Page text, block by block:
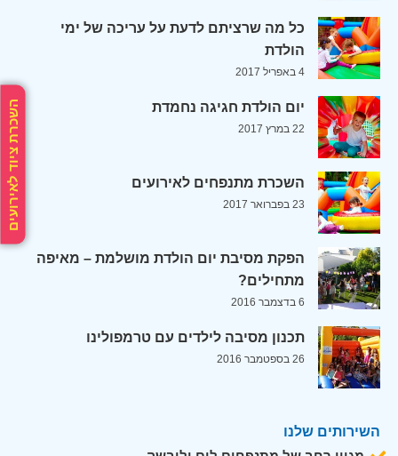
השכרת ציוד לאירועים
כל מה שרציתם לדעת על עריכה של ימי
הולדת
4 באפריל 2017
יום הולדת חגיגה נחמדת
22 במרץ 2017
השכרת מתנפחים לאירועים
23 בפברואר 2017
הפקת מסיבת יום הולדת מושלמת – מאיפה
מתחילים?
6 בדצמבר 2016
תכנון מסיבה לילדים עם טרמפולינו
26 בספטמבר 2016
השירותים שלנו